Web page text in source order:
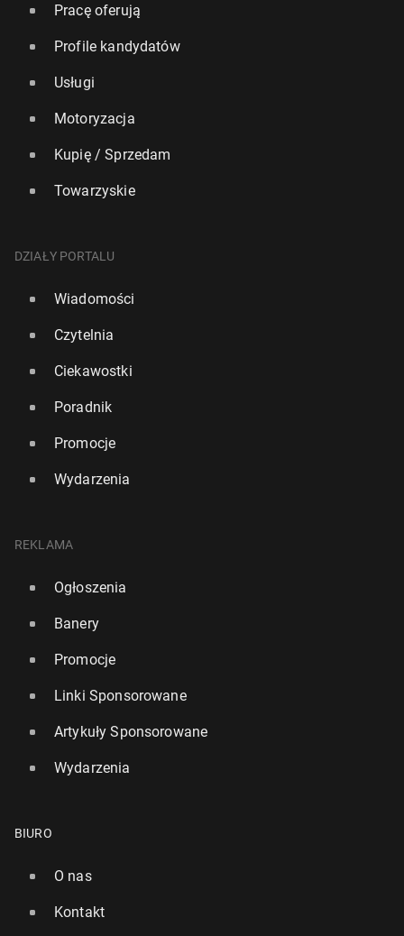
Pracę oferują
Profile kandydatów
Usługi
Motoryzacja
Kupię / Sprzedam
Towarzyskie
DZIAŁY PORTALU
Wiadomości
Czytelnia
Ciekawostki
Poradnik
Promocje
Wydarzenia
REKLAMA
Ogłoszenia
Banery
Promocje
Linki Sponsorowane
Artykuły Sponsorowane
Wydarzenia
BIURO
O nas
Kontakt